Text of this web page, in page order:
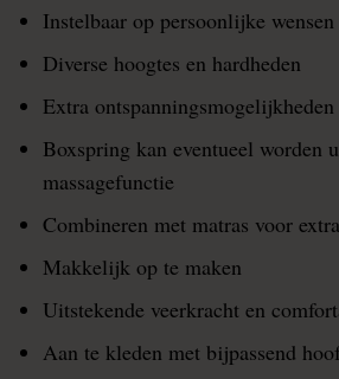
Instelbaar op persoonlijke wensen
Diverse hoogtes en hardheden
Extra ontspanningsmogelijkheden
Boxspring kan eventueel worden
massagefunctie
Combineren met matras voor
Makkelijk op te maken
Uitstekende veerkracht en
Aan te kleden met bijpassend